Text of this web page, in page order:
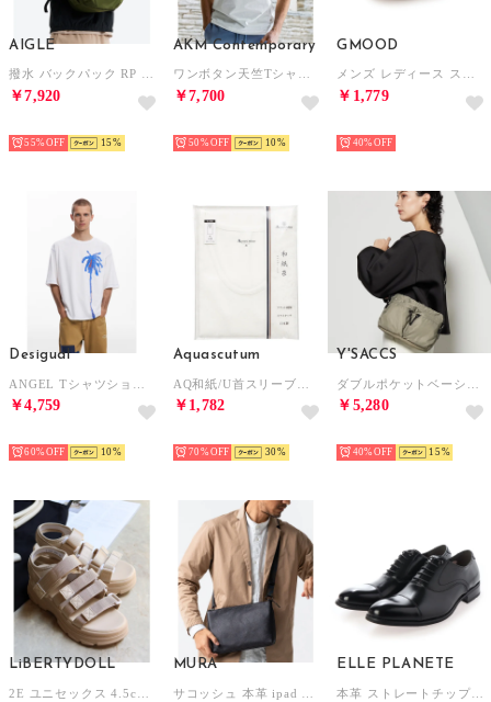
AIGLE
￥7,920
55% 15
AKM Contemporary
￥7,700
50% 10
GMOOD
￥1,779
40%
Desigual
￥4,759
60% 10
Aquascutum
￥1,782
70% 30
Y'SACCS
￥5,280
40% 15
LiBERTYDOLL MURA ELLE PLANETE